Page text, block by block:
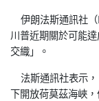
伊朗法斯通訊社
川普近期關於可能
交織」。
法斯通訊社表示
下開放荷莫茲海峽